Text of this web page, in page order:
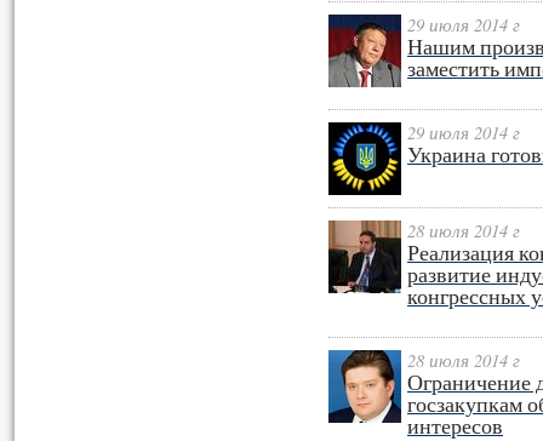
29 июля 2014 г
Нашим
заместить
29 июля 2014 г
Украина
28 июля 2014 г
Реализация
развитие
конгрессных
28 июля 2014 г
Ограничение
госзакупкам
интересов